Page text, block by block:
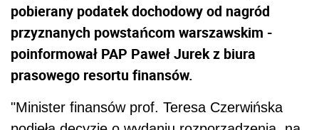
pobierany podatek dochodowy od nagród
przyznanych powstańcom warszawskim -
poinformował PAP Paweł Jurek z biura
prasowego resortu finansów.
"Minister finansów prof. Teresa Czerwińska